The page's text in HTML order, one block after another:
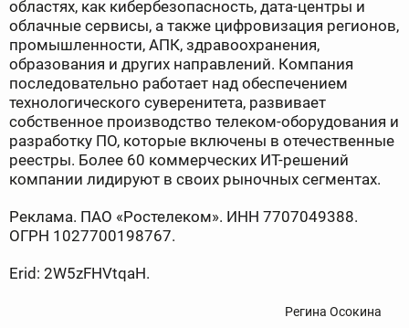
областях, как кибербезопасность, дата-центры и
облачные сервисы, а также цифровизация регионов,
промышленности, АПК, здравоохранения,
образования и других направлений. Компания
последовательно работает над обеспечением
технологического суверенитета, развивает
собственное производство телеком-оборудования и
разработку ПО, которые включены в отечественные
реестры. Более 60 коммерческих ИТ-решений
компании лидируют в своих рыночных сегментах.
Реклама. ПАО «Ростелеком». ИНН 7707049388.
ОГРН 1027700198767.
Erid: 2W5zFHVtqaH.
Регина Осокина